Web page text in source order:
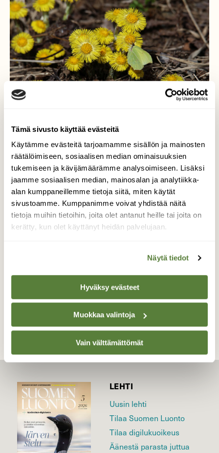
Tämä sivusto käyttää evästeitä
Käytämme evästeitä tarjoamamme sisällön ja mainosten
räätälöimiseen, sosiaalisen median ominaisuuksien
tukemiseen ja kävijämäärämme analysoimiseen. Lisäksi
jaamme sosiaalisen median, mainosalan ja analytiikka-
alan kumppaneillemme tietoja siitä, miten käytät
sivustoamme. Kumppanimme voivat yhdistää näitä
tietoja muihin tietoihin, joita olet antanut heille tai joita on
kerätty, kun olet käyttänyt heidän palvelujaan.
Näytä tiedot
Hyväksy evästeet
Muokkaa valintoja
Vain välttämättömät
Sitruunaperhonen
Marjalan koirapuistossa on paljon
leskenlehtiä ja sitruunaperhonen nauttii
antimista.
TAKAISIN LISTAAN
LEHTI
Uusin lehti
Tilaa Suomen Luonto
Tilaa digilukuoikeus
Äänestä parasta juttua